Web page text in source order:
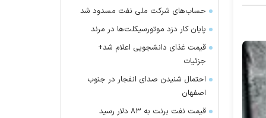
حساب‌های شرکت ملی نفت مسدود شد
پایان کار دزد موتورسیکلت‌ها در مرند
قیمت غذای دانشجویی اعلام شد+
جزئیات
احتمال شنیدن صدای انفجار در جنوب
اصفهان
قیمت نفت برنت به ۸۳ دلار رسید